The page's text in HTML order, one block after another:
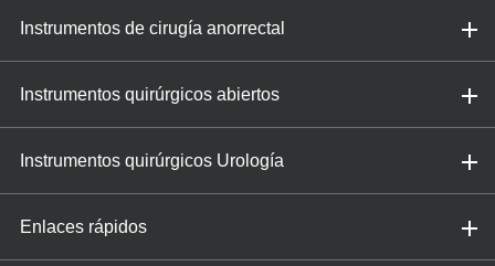
Instrumentos de cirugía anorrectal
Instrumentos quirúrgicos abiertos
Instrumentos quirúrgicos Urología
Enlaces rápidos